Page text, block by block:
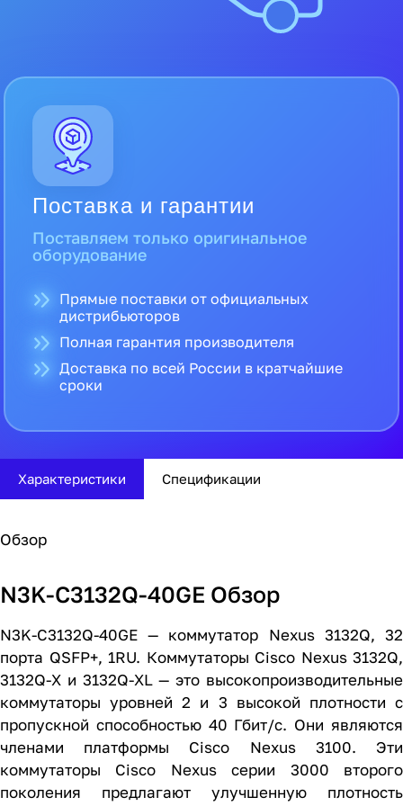
Поставка и гарантии
Поставляем только оригинальное
оборудование
Прямые поставки от официальных
дистрибьюторов
Полная гарантия производителя
Доставка по всей России в кратчайшие
сроки
Характеристики Спецификации
Обзор
N3K-C3132Q-40GE Обзор
N3K-C3132Q-40GE — коммутатор Nexus 3132Q, 32
порта QSFP+, 1RU. Коммутаторы Cisco Nexus 3132Q,
3132Q-X и 3132Q-XL — это высокопроизводительные
коммутаторы уровней 2 и 3 высокой плотности с
пропускной способностью 40 Гбит/с. Они являются
членами платформы Cisco Nexus 3100. Эти
коммутаторы Cisco Nexus серии 3000 второго
поколения предлагают улучшенную плотность